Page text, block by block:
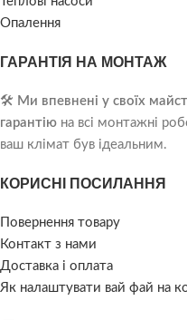
Опалення
ГАРАНТІЯ НА МОНТАЖ
🛠️ Ми впевнені у своїх
гарантію на всі монтажні
ваш клімат був ідеальним.
КОРИСНІ ПОСИЛАННЯ
Повернення товару
Контакт з нами
Доставка і оплата
Як налаштувати вай фай на